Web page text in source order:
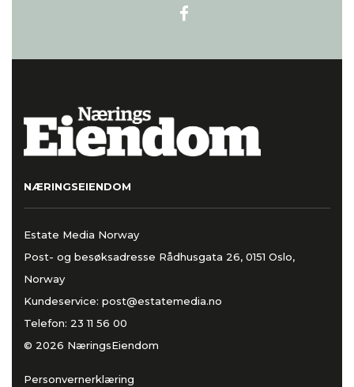
NÆRINGSEIENDOM
Estate Media Norway
Post- og besøksadresse Rådhusgata 26, 0151 Oslo,
Norway
Kundeservice: post@estatemedia.no
Telefon: 23 11 56 00
© 2026 NæringsEiendom
Personvernerklæring